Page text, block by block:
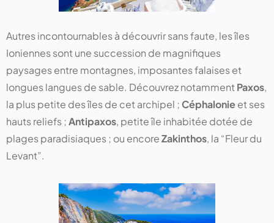
Autres incontournables à découvrir sans faute, les îles
Ioniennes sont une succession de magnifiques
paysages entre montagnes, imposantes falaises et
longues langues de sable. Découvrez notammentPaxos,
la plus petite des îles de cet archipel ; Céphalonieet ses
hauts reliefs ;Antipaxos, petite île inhabitée dotée de
plages paradisiaques ; ou encoreZakinthos, la “Fleur du
Levant”.